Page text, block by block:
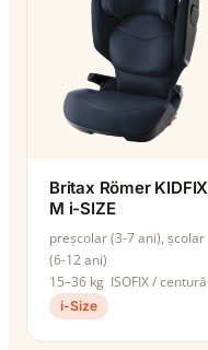
Britax Römer KIDFIX
M i-SIZE
preșcolar (3-7 ani), școlar
(6-12 ani)
15–36 kg ISOFIX / centură
i-Size